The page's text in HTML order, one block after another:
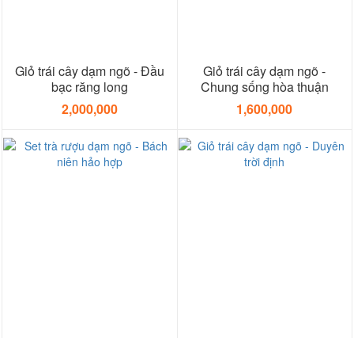
Giỏ trái cây dạm ngõ - Đầu
bạc răng long
2,000,000
Giỏ trái cây dạm ngõ -
Chung sống hòa thuận
1,600,000